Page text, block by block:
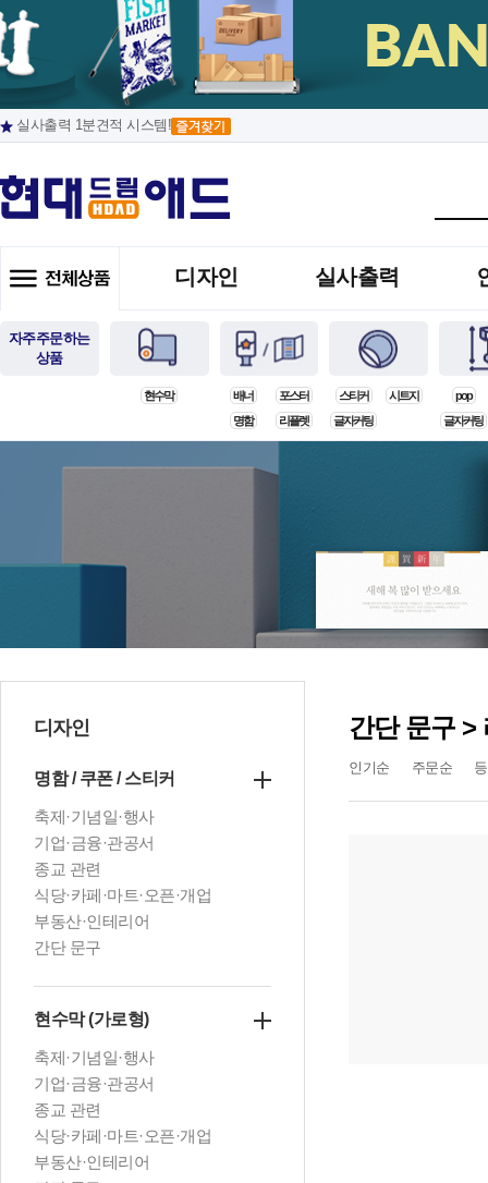
실사출력 1분견적 시스템!
디자인 실사출력
자주주문하는
상품
현수막 배너
포스터
명함
리플렛
스티커
시트지
글자커팅
pop
글자커팅
디자인
명함 / 쿠폰 / 스티커
축제·기념일·행사
기업·금융·관공서
종교 관련
식당·카페·마트·오픈·개업
부동산·인테리어
간단 문구
현수막 (가로형)
축제·기념일·행사
기업·금융·관공서
종교 관련
식당·카페·마트·오픈·개업
부동산·인테리어
간단 문구 >
인기순 주문순